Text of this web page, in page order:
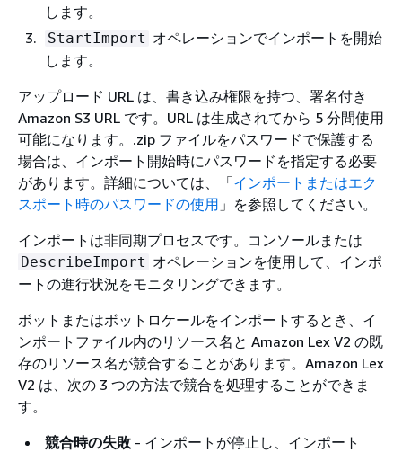
します。
StartImport オペレーションでインポートを開始
します。
アップロード URL は、書き込み権限を持つ、署名付き
Amazon S3 URL です。URL は生成されてから 5 分間使用
可能になります。.zip ファイルをパスワードで保護する
場合は、インポート開始時にパスワードを指定する必要
があります。詳細については、「インポートまたはエク
スポート時のパスワードの使用 」を参照してください。
インポートは非同期プロセスです。コンソールまたは
DescribeImport オペレーションを使用して、インポ
ートの進行状況をモニタリングできます。
ボットまたはボットロケールをインポートするとき、イ
ンポートファイル内のリソース名と Amazon Lex V2 の既
存のリソース名が競合することがあります。Amazon Lex
V2 は、次の 3 つの方法で競合を処理することができま
す。
競合時の失敗 - インポートが停止し、インポート